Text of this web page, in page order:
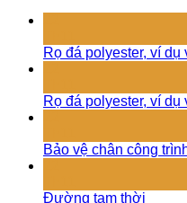
Rọ đá polyester, ví dụ
Rọ đá polyester, ví dụ
Bảo vệ chân công
Đường tạm thời